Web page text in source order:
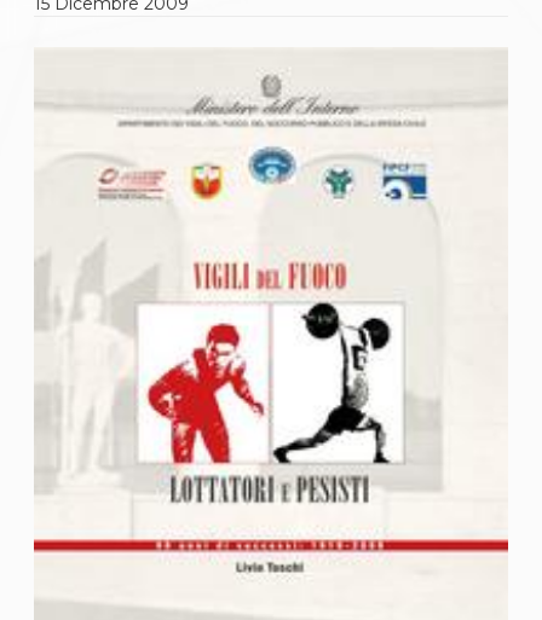
Arbitri
Lotta
La disciplina
News
Gare e Risultati
Attività Didattica
Albi Federali
News
Gare e Risultati
Attività Didattica
Albi Federali
Arti marziali
Aikido
Ju Jitsu
Sumo
Capoeira
Grappling
BJJ
Pancrazio/Pankration
S'istrumpa
News
Calendario Attività